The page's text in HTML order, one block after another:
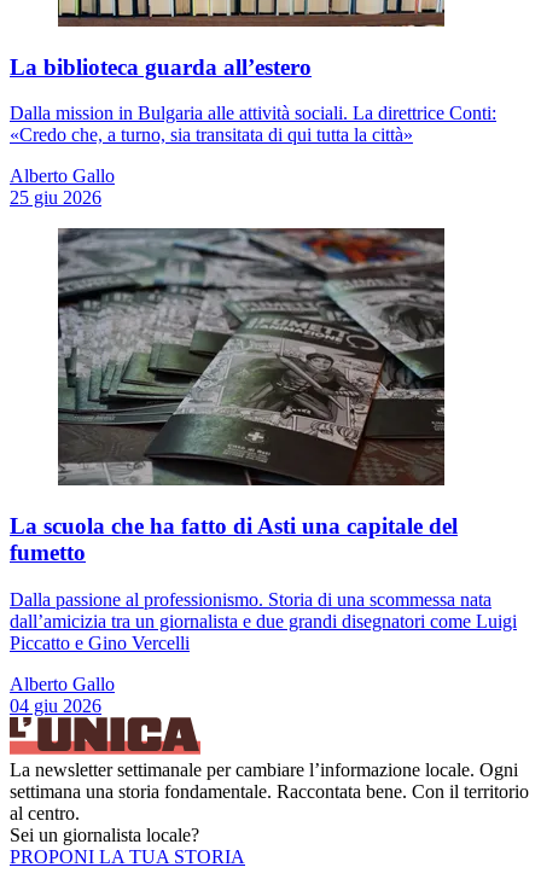
La biblioteca guarda all’estero
Dalla mission in Bulgaria alle attività sociali. La direttrice Conti:
«Credo che, a turno, sia transitata di qui tutta la città»
Alberto Gallo
25 giu 2026
La scuola che ha fatto di Asti una capitale del
fumetto
Dalla passione al professionismo. Storia di una scommessa nata
dall’amicizia tra un giornalista e due grandi disegnatori come Luigi
Piccatto e Gino Vercelli
Alberto Gallo
04 giu 2026
La newsletter settimanale per cambiare l’informazione locale. Ogni
settimana una storia fondamentale. Raccontata bene. Con il territorio
al centro.
Sei un giornalista locale?
PROPONI LA TUA STORIA